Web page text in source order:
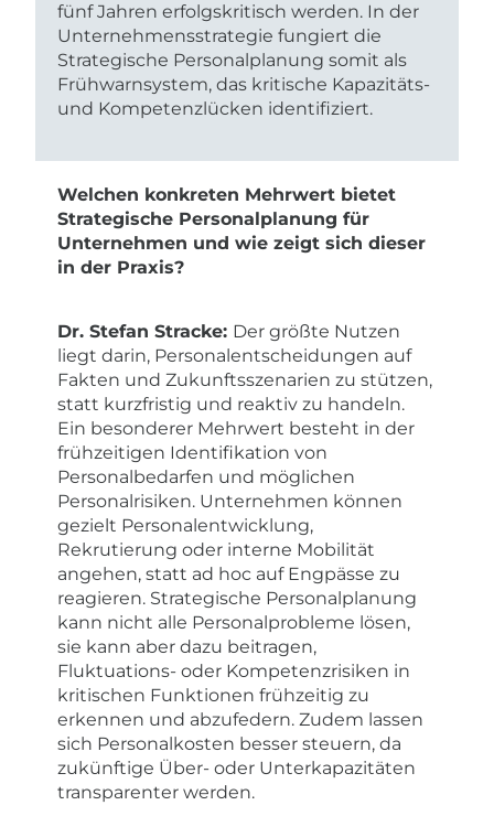
fünf Jahren erfolgskritisch werden. In der
Unternehmensstrategie fungiert die
Strategische Personalplanung somit als
Frühwarnsystem, das kritische Kapazitäts-
und Kompetenzlücken identifiziert.
Welchen konkreten Mehrwert bietet
Strategische Personalplanung für
Unternehmen und wie zeigt sich dieser
in der Praxis?
Dr. Stefan Stracke: Der größte Nutzen
liegt darin, Personalentscheidungen auf
Fakten und Zukunftsszenarien zu stützen,
statt kurzfristig und reaktiv zu handeln.
Ein besonderer Mehrwert besteht in der
frühzeitigen Identifikation von
Personalbedarfen und möglichen
Personalrisiken. Unternehmen können
gezielt Personalentwicklung,
Rekrutierung oder interne Mobilität
angehen, statt ad hoc auf Engpässe zu
reagieren. Strategische Personalplanung
kann nicht alle Personalprobleme lösen,
sie kann aber dazu beitragen,
Fluktuations- oder Kompetenzrisiken in
kritischen Funktionen frühzeitig zu
erkennen und abzufedern. Zudem lassen
sich Personalkosten besser steuern, da
zukünftige Über- oder Unterkapazitäten
transparenter werden.